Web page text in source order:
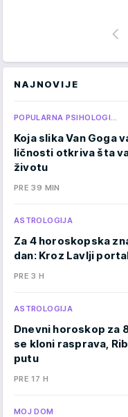
NAJNOVIJE
POPULARNA PSIHOLOGI…
Koja slika Van Goga
ličnosti otkriva šta
životu
PRE 39 MIN
ASTROLOGIJA
Za 4 horoskopska
dan: Kroz Lavlji
PRE 3 H
ASTROLOGIJA
Dnevni horoskop za
se kloni rasprava,
putu
PRE 17 H
MOJ DOM